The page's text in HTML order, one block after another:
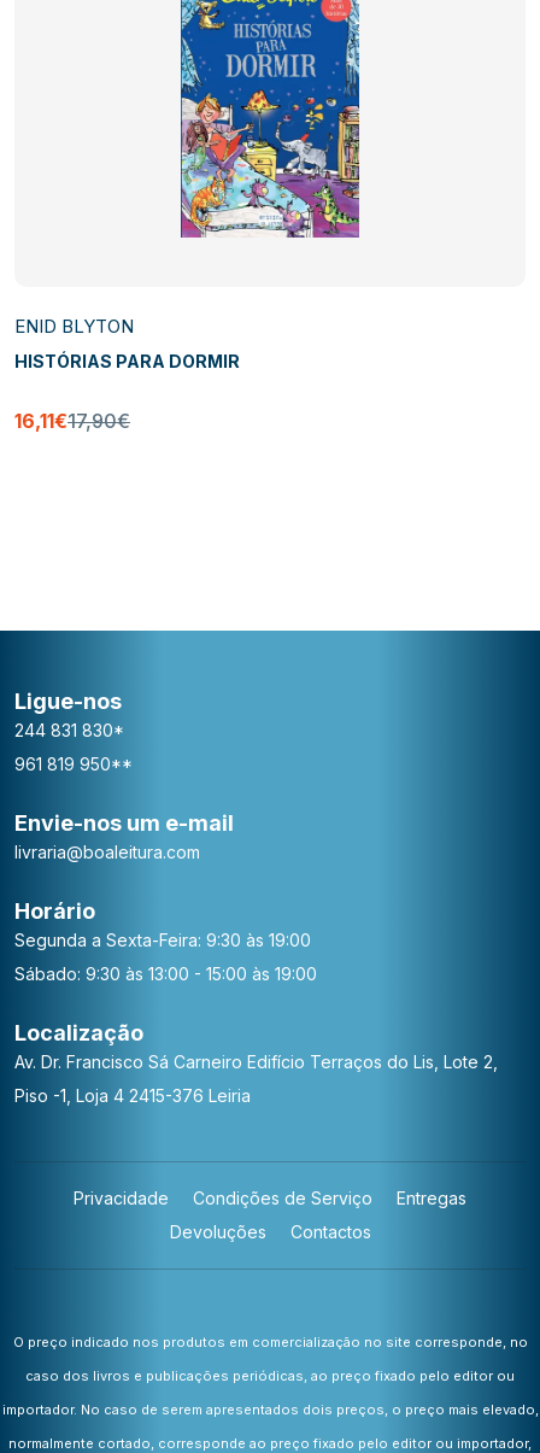
ENID BLYTON
HISTÓRIAS PARA DORMIR
16,11€17,90€
Ligue-nos
244 831 830*
961 819 950**
Envie-nos um e-mail
livraria@boaleitura.com
Horário
Segunda a Sexta-Feira: 9:30 às 19:00
Sábado: 9:30 às 13:00 - 15:00 às 19:00
Localização
Av. Dr. Francisco Sá Carneiro Edifício Terraços do Lis, Lote 2,
Piso -1, Loja 4 2415-376 Leiria
Privacidade Condições de Serviço
Entregas
Devoluções
Contactos
O preço indicado nos produtos em comercialização no site corresponde, no
caso dos livros e publicações periódicas, ao preço fixado pelo editor ou
importador. No caso de serem apresentados dois preços, o preço mais elevado,
normalmente cortado, corresponde ao preço fixado pelo editor ou importador,